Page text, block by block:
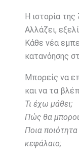
Η ιστορία της
Αλλάζει,
Κάθε νέα
κατανόησης
Μπορείς να
και να τα
Τι έχω μάθει;
Πώς θα
Ποια
κεφάλαιο;